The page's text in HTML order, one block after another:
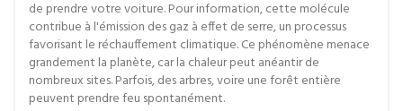
de prendre votre voiture. Pour information, cette molécule
contribue à l'émission des gaz à effet de serre, un processus
favorisant le réchauffement climatique. Ce phénomène menace
grandement la planète, car la chaleur peut anéantir de
nombreux sites. Parfois, des arbres, voire une forêt entière
peuvent prendre feu spontanément.